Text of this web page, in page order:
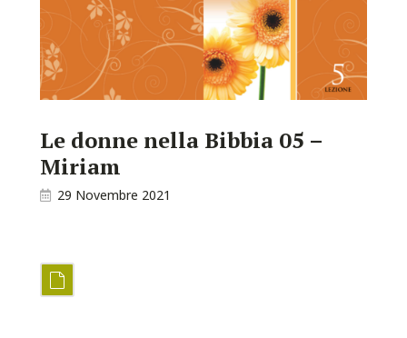
Le donne nella Bibbia 05 –
Miriam
29 Novembre 2021